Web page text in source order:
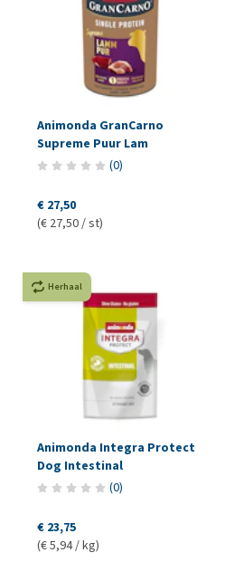
Animonda GranCarno
Supreme Puur Lam
(0)
€ 27,50
(€ 27,50 / st)
Herhaal
Animonda Integra Protect
Dog Intestinal
(0)
€ 23,75
(€ 5,94 / kg)